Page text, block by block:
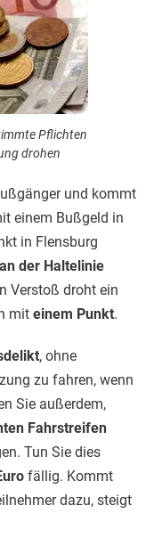
Pflichten
drohen
und kommt
einem Bußgeld in
in Flensburg
der Haltelinie
Verstoß droht ein
mit einem Punkt.
, ohne
zu fahren, wenn
Sie außerdem,
Fahrstreifen
Tun Sie dies
fällig. Kommt
dazu, steigt